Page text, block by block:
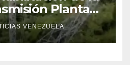
Planta
VENEZUELA